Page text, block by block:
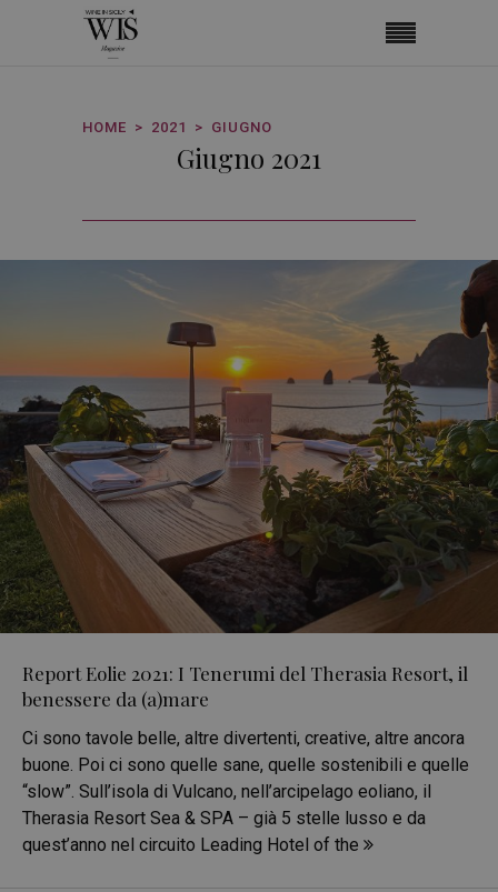
HOME 2021 GIUGNO
Giugno 2021
Report Eolie 2021: I Tenerumi del Therasia Resort, il
benessere da (a)mare
Ci sono tavole belle, altre divertenti, creative, altre ancora
buone. Poi ci sono quelle sane, quelle sostenibili e quelle
“slow”. Sull’isola di Vulcano, nell’arcipelago eoliano, il
Therasia Resort Sea & SPA – già 5 stelle lusso e da
quest’anno nel circuito Leading Hotel of the